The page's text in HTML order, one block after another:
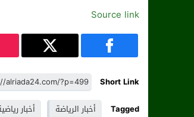
Source link
Short Link
Tagged
أخبار الرياضة أخبار